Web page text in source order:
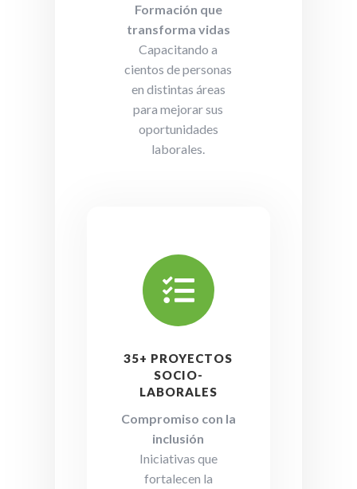
Formación que
transforma vidas
Capacitando a
cientos de personas
en distintas áreas
para mejorar sus
oportunidades
laborales.

35+ PROYECTOS
SOCIO-
LABORALES
Compromiso con la
inclusión
Iniciativas que
fortalecen la